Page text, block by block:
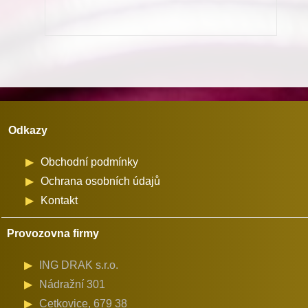
cívky
množství
Odkazy
Obchodní podmínky
Ochrana osobních údajů
Kontakt
Provozovna firmy
ING DRAK s.r.o.
Nádražní 301
Cetkovice, 679 38